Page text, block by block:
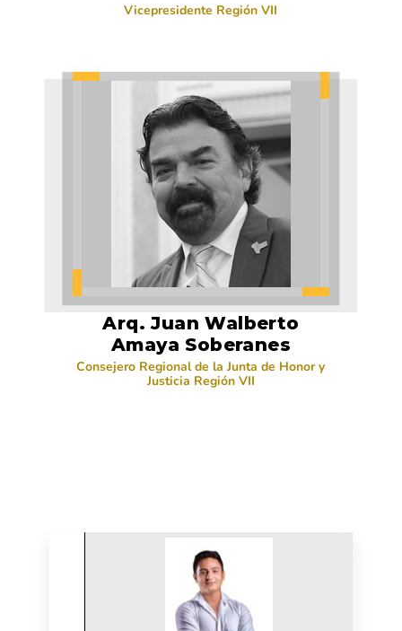
Vicepresidente Región VII
Arq. Juan Walberto
Amaya Soberanes
Consejero Regional de la Junta de Honor y
Justicia Región VII